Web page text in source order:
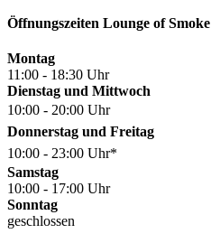
Öffnungszeiten Lounge of Smoke
Montag
11:00 - 18:30 Uhr
Dienstag und Mittwoch
10:00 - 20:00 Uhr
Donnerstag und Freitag
10:00 - 23:00 Uhr*
Samstag
10:00 - 17:00 Uhr
Sonntag
geschlossen